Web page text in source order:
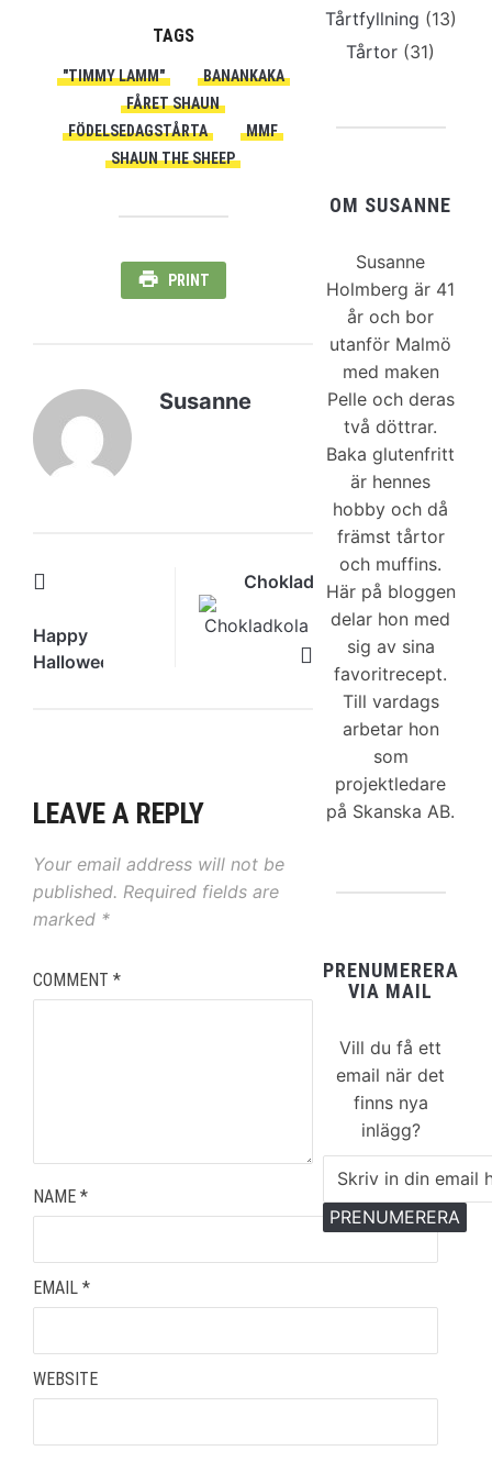
TAGS
"TIMMY LAMM"
BANANKAKA
FÅRET SHAUN
FÖDELSEDAGSTÅRTA
MMF
SHAUN THE SHEEP
PRINT
Susanne
Happy
Halloween
Chokladkola
LEAVE A REPLY
Your email address will not be
published. Required fields are
marked *
COMMENT *
NAME *
EMAIL *
WEBSITE
Tårtfyllning (13)
Tårtor (31)
OM SUSANNE
Susanne
Holmberg är 41
år och bor
utanför Malmö
med maken
Pelle och deras
två döttrar.
Baka glutenfritt
är hennes
hobby och då
främst tårtor
och muffins.
Här på bloggen
delar hon med
sig av sina
favoritrecept.
Till vardags
arbetar hon
som
projektledare
på Skanska AB.
PRENUMERERA
VIA MAIL
Vill du få ett
email när det
finns nya
inlägg?
Email
PRENUMERERA